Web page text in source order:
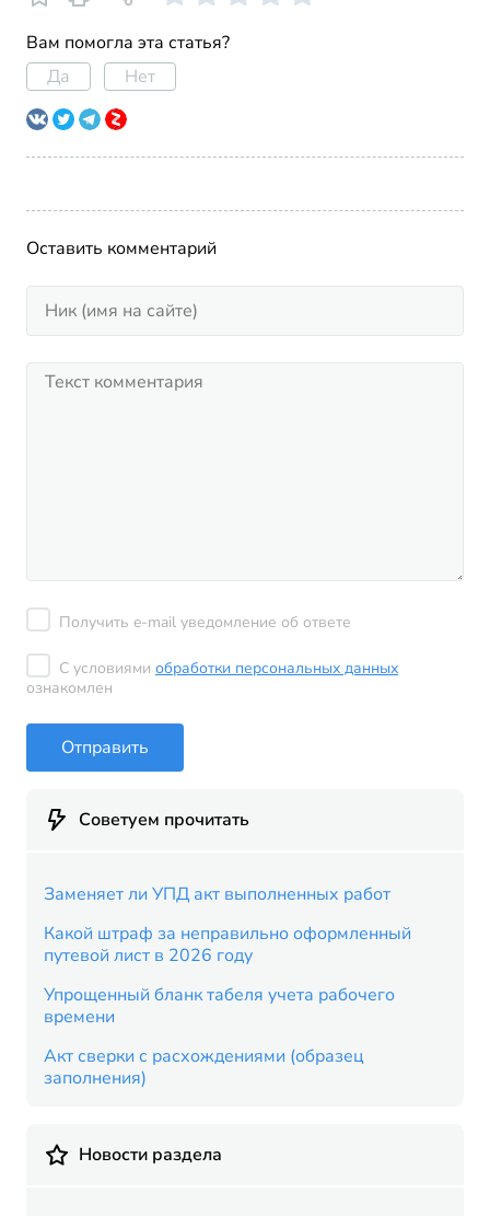
Вам помогла эта статья?
Да
Нет
Оставить комментарий
Получить e-mail уведомление об ответе
С условиями обработки персональных данных
ознакомлен
Отправить
Советуем прочитать
Заменяет ли УПД акт выполненных работ
Какой штраф за неправильно оформленный
путевой лист в 2026 году
Упрощенный бланк табеля учета рабочего
времени
Акт сверки с расхождениями (образец
заполнения)
Новости раздела